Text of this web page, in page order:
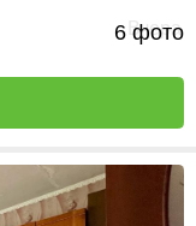
6 фото
Вчера